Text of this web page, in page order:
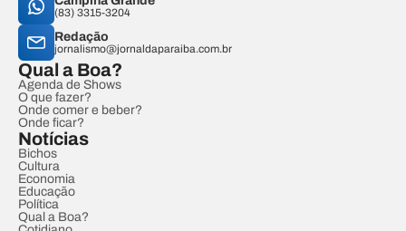
(83) 3315-3204
Redação
jornalismo@jornaldaparaiba.com.br
Qual a Boa?
Agenda de Shows
O que fazer?
Onde comer e beber?
Onde ficar?
Notícias
Bichos
Cultura
Economia
Educação
Política
Qual a Boa?